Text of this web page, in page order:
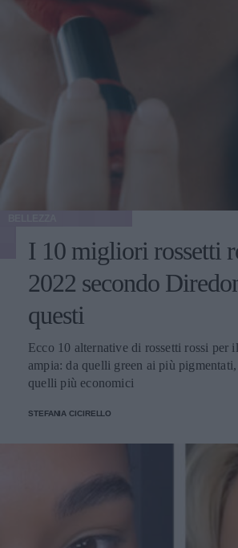
I 10 migliori rossetti
2022 secondo
questi
Ecco 10 alternative di rossetti rossi per
ampia: da quelli green ai più
quelli più economici
STEFANIA CICIRELLO